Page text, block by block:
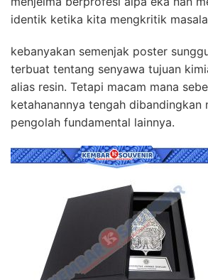
identik ketika kita mengkritik
kebanyakan semenjak poster
terbuat tentang senyawa tujuan
alias resin. Tetapi macam mana
ketahanannya tengah dibandingkan
pengolah fundamental lainnya.